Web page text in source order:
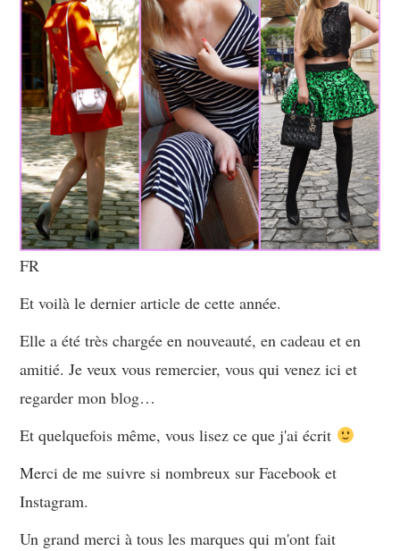
LUXE ET LA BEAUTÉ EN Y
AJOUTANT MON PETIT
GRAIN DE FOLIE ET MES
PETITS TUYAUX…
FR
Et voilà le dernier article de cette année.
Elle a été très chargée en nouveauté, en cadeau et en
amitié. Je veux vous remercier, vous qui venez ici et
regarder mon blog…
Et quelquefois même, vous lisez ce que j'ai écrit
Merci de me suivre si nombreux sur Facebook et
Instagram.
Un grand merci à tous les marques qui m'ont fait